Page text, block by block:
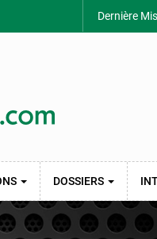
Dernière
DOSSIERS